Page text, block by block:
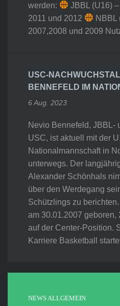
werden:
JBBL (U16)
2011 und 2012
NBBL
2007,2008 und 2009
USC-
BENNEFELD IM
6 Aug. 2023
Nevio Bennefeld, JBBL-
USC, ist aktuell mit der
Nationalmannschaft in
unterwegs. Der
Alexander Schönhals
über den Werdegang
Schützlings zu
am 30.01.2007 geboren,
auf der Center-Position.
Karriere Basketball
NEWS ALLGEMEIN